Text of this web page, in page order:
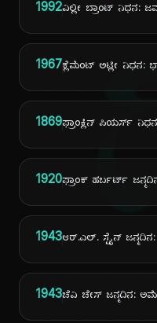
1992ವಿಲ್ಲೀ ಬ್ರಾಂಟ್ ನಿಧನ:
1967ಕ್ಲೆಮೆಂಟ್ ಅಟ್ಲೀ ನಿಧನ:
1869ಫ್ರಾಂಕ್ಲಿನ್ ಪಿಯರ್ಸ್
1920ಫ್ರಾಂಕ್ ಹರ್ಬರ್ಟ್
1943ಆರ್.ಎಲ್. ಸ್ಟೈನ್
1943ಚೆವಿ ಚೇಸ್ ಜನ್ಮದಿನ: